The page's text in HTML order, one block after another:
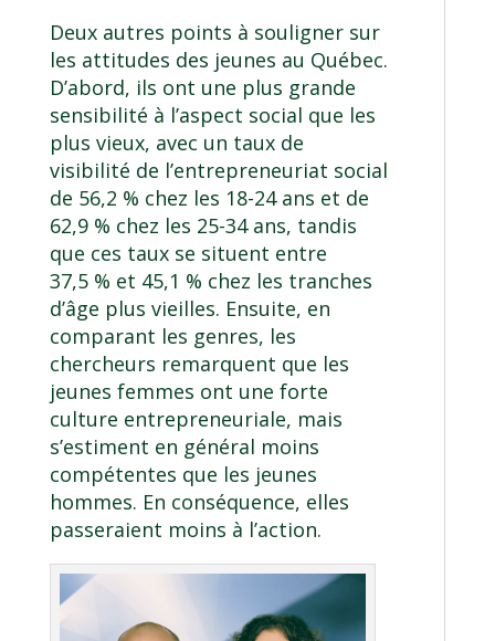
Deux autres points à souligner sur
les attitudes des jeunes au Québec.
D’abord, ils ont une plus grande
sensibilité à l’aspect social que les
plus vieux, avec un taux de
visibilité de l’entrepreneuriat social
de 56,2 % chez les 18-24 ans et de
62,9 % chez les 25-34 ans, tandis
que ces taux se situent entre
37,5 % et 45,1 % chez les tranches
d’âge plus vieilles. Ensuite, en
comparant les genres, les
chercheurs remarquent que les
jeunes femmes ont une forte
culture entrepreneuriale, mais
s’estiment en général moins
compétentes que les jeunes
hommes. En conséquence, elles
passeraient moins à l’action.